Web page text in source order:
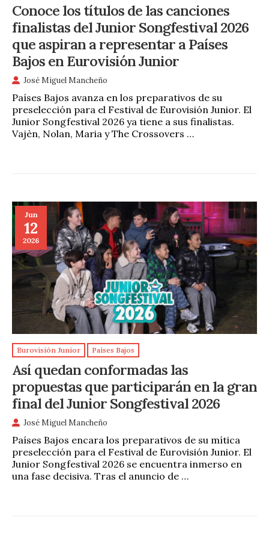
Conoce los títulos de las canciones
finalistas del Junior Songfestival 2026
que aspiran a representar a Países
Bajos en Eurovisión Junior
José Miguel Mancheño
Países Bajos avanza en los preparativos de su
preselección para el Festival de Eurovisión Junior. El
Junior Songfestival 2026 ya tiene a sus finalistas.
Vajèn, Nolan, Maria y The Crossovers …
Jun
12
2026
Eurovisión Junior Países Bajos
Así quedan conformadas las
propuestas que participarán en la gran
final del Junior Songfestival 2026
José Miguel Mancheño
Países Bajos encara los preparativos de su mítica
preselección para el Festival de Eurovisión Junior. El
Junior Songfestival 2026 se encuentra inmerso en
una fase decisiva. Tras el anuncio de …